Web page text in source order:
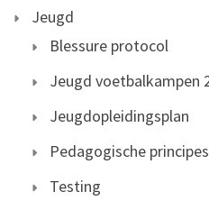
Jeugd
Blessure protocol
Jeugd voetbalkampen
Jeugdopleidingsplan
Pedagogische principes
Testing